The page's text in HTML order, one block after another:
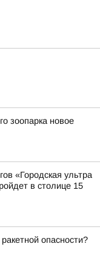
зоопарка новое
«Городская ультра
в столице 15
опасности?